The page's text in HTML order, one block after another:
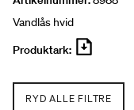
Vandlås hvid
Produktark:
RYD ALLE FILTRE